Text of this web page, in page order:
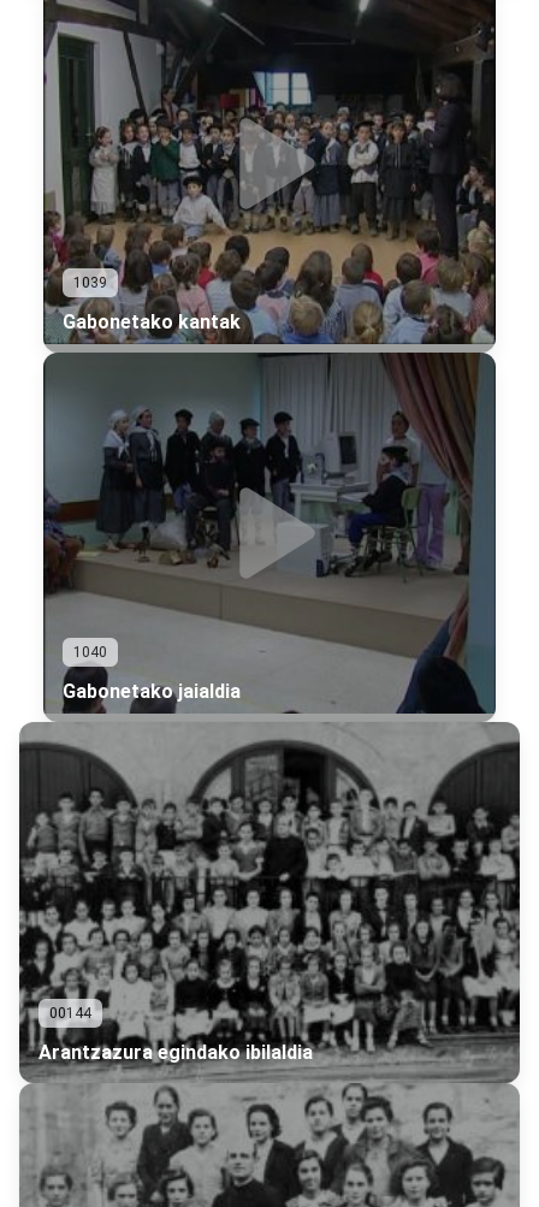
1039
Gabonetako kantak
1040
Gabonetako jaialdia
00144
Arantzazura egindako ibilaldia